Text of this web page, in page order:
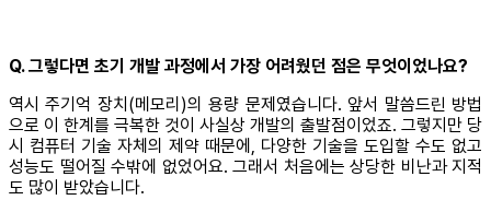
Q. 그렇다면 초기 개발 과정에서 가장 어려웠던 점은 무엇이었나요?
역시 주기억 장치(메모리)의 용량 문제였습니다. 앞서 말씀드린 방법
으로 이 한계를 극복한 것이 사실상 개발의 출발점이었죠. 그렇지만 당
시 컴퓨터 기술 자체의 제약 때문에, 다양한 기술을 도입할 수도 없고
성능도 떨어질 수밖에 없었어요. 그래서 처음에는 상당한 비난과 지적
도 많이 받았습니다.